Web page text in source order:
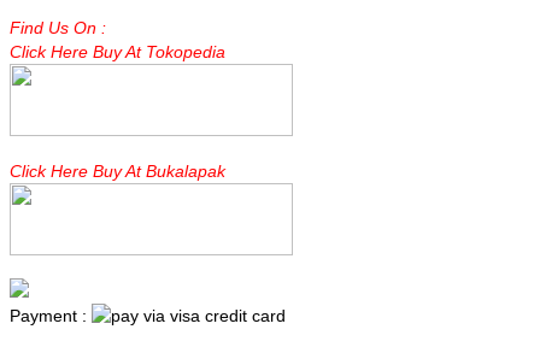
Find Us On :
Click Here Buy At Tokopedia
Click Here Buy At Bukalapak
Payment :